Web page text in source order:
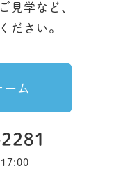
見学など、
ださい。
ーム